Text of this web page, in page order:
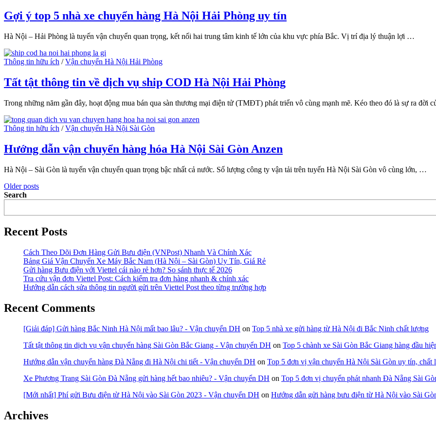
Gợi ý top 5 nhà xe chuyển hàng Hà Nội Hải Phòng uy tín
Hà Nội – Hải Phòng là tuyến vận chuyển quan trọng, kết nối hai trung tâm kinh tế lớn của khu vực phía Bắc. Vị trí địa lý thuận lợi …
Thông tin hữu ích /Vận chuyển Hà Nội Hải Phòng
Tất tật thông tin về dịch vụ ship COD Hà Nội Hải Phòng
Trong những năm gần đây, hoạt động mua bán qua sàn thương mại điện tử (TMĐT) phát triển vô cùng mạnh mẽ. Kéo theo đó là sự ra đời
Thông tin hữu ích /Vận chuyển Hà Nội Sài Gòn
Hướng dẫn vận chuyển hàng hóa Hà Nội Sài Gòn Anzen
Hà Nội – Sài Gòn là tuyến vận chuyển quan trọng bậc nhất cả nước. Số lượng công ty vận tải trên tuyến Hà Nội Sài Gòn vô cùng lớn, …
Older posts
Search
Recent Posts
Cách Theo Dõi Đơn Hàng Gửi Bưu điện (VNPost) Nhanh Và Chính Xác
Bảng Giá Vận Chuyển Xe Máy Bắc Nam (Hà Nội – Sài Gòn) Uy Tín, Giá Rẻ
Gửi hàng Bưu điện với Viettel cái nào rẻ hơn? So sánh thực tế 2026
Tra cứu vận đơn Viettel Post: Cách kiểm tra đơn hàng nhanh & chính xác
Hướng dẫn cách sửa thông tin người gửi trên Viettel Post theo từng trường hợp
Recent Comments
[Giải đáp] Gửi hàng Bắc Ninh Hà Nội mất bao lâu? - Vận chuyển DH on Top 5 nhà xe gửi hàng từ Hà Nội đi Bắc Ninh chất lượng
Tất tật thông tin dịch vụ vận chuyển hàng Sài Gòn Bắc Giang - Vận chuyển DH on Top 5 chành xe Sài Gòn Bắc Giang hàng đầu
Hướng dẫn vận chuyển hàng Đà Nẵng đi Hà Nội chi tiết - Vận chuyển DH on Top 5 đơn vị vận chuyển Hà Nội Sài Gòn uy tín, chất
Xe Phương Trang Sài Gòn Đà Nẵng gửi hàng hết bao nhiêu? - Vận chuyển DH on Top 5 đơn vị chuyển phát nhanh Đà Nẵng Sài
[Mới nhất] Phí gửi Bưu điện từ Hà Nội vào Sài Gòn 2023 - Vận chuyển DH on Hướng dẫn gửi hàng bưu điện từ Hà Nội vào Sài
Archives